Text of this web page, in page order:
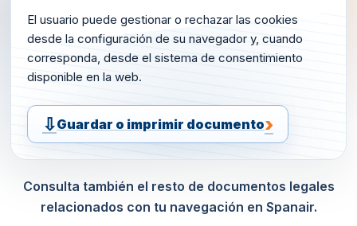
El usuario puede gestionar o rechazar las cookies
desde la configuración de su navegador y, cuando
corresponda, desde el sistema de consentimiento
disponible en la web.
Guardar o imprimir documento
Consulta también el resto de documentos legales
relacionados con tu navegación en Spanair.